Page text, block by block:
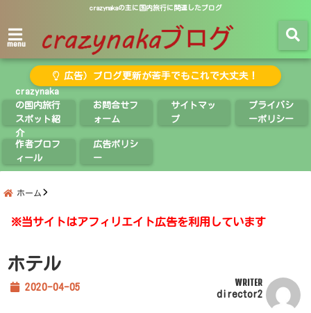
crazynakaの主に国内旅行に関連したブログ
menu
広告）ブログ更新が苦手でもこれで大丈夫！
crazynaka
の国内旅行
スポット紹
介
お問合せフ
ォーム
サイトマッ
プ
プライバシ
ーポリシー
作者プロフ
ィール
広告ポリシ
ー
ホーム
※当サイトはアフィリエイト広告を利用しています
ホテル
2020-04-05
WRITER
director2